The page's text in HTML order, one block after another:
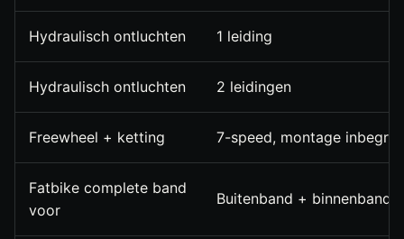
Hydraulisch ontluchten 1 leiding
Hydraulisch ontluchten 2 leidingen
Freewheel + ketting 7-speed, montage
Fatbike complete band
voor
Buitenband + binnenband